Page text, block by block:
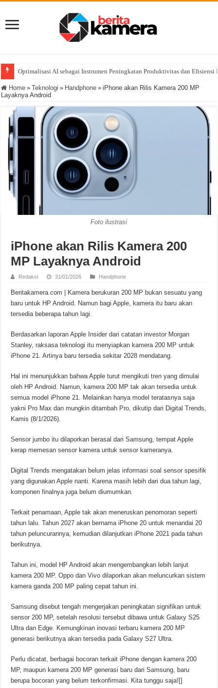
Optimalisasi AI sebagai Instrumen Peningkatan Produktivitas dan Efisiensi
Home » Teknologi » Handphone » iPhone akan Rilis Kamera 200 MP
Layaknya Android
Foto ilustrasi
iPhone akan Rilis Kamera 200
MP Layaknya Android
Redaksi 31/01/2026 Handphone
Beritakamera.com | Kamera berukuran 200 MP bukan sesuatu yang
baru untuk HP Android. Namun bagi Apple, kamera itu baru akan
tersedia beberapa tahun lagi.
Berdasarkan laporan Apple Insider dari catatan investor Morgan
Stanley, raksasa teknologi itu menyiapkan kamera 200 MP untuk
iPhone 21. Artinya baru tersedia sekitar 2028 mendatang.
Hal ini menunjukkan bahwa Apple turut mengikuti tren yang dimulai
oleh HP Android. Namun, kamera 200 MP tak akan tersedia untuk
semua model iPhone 21. Melainkan hanya model teratasnya saja
yakni Pro Max dan mungkin ditambah Pro, dikutip dari Digital Trends,
Kamis (8/1/2026).
Sensor jumbo itu dilaporkan berasal dari Samsung, tempat Apple
kerap memesan sensor kamera untuk sensor kameranya.
Digital Trends mengatakan belum jelas informasi soal sensor spesifik
yang digunakan Apple nanti. Karena masih lebih dari dua tahun lagi,
komponen finalnya juga belum diumumkan.
Terkait penamaan, Apple tak akan meneruskan penomoran seperti
tahun lalu. Tahun 2027 akan bernama iPhone 20 untuk menandai 20
tahun peluncurannya, kemudian dilanjutkan iPhone 2021 pada tahun
berikutnya.
Tahun ini, model HP Android akan mengembangkan lebih lanjut
kamera 200 MP. Oppo dan Vivo dilaporkan akan meluncurkan sistem
kamera ganda 200 MP paling cepat tahun ini.
Samsung disebut tengah mengerjakan peningkatan signifikan untuk
sensor 200 MP, setelah resolusi tersebut dibawa untuk Galaxy S25
Ultra dan Edge. Kemungkinan inovasi terbaru kamera 200 MP
generasi berikutnya akan tersedia pada Galaxy S27 Ultra.
Perlu dicatat, berbagai bocoran terkait iPhone dengan kamera 200
MP, maupun kamera 200 MP generasi baru dari Samsung, baru
berupa bocoran yang belum terkonfirmasi. Kita tunggu saja![]